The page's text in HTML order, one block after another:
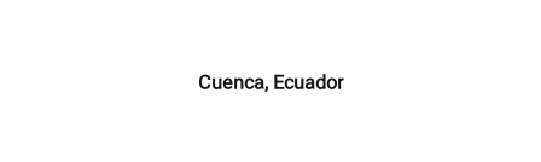
Cuenca, Ecuador